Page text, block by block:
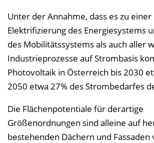
Unter der Annahme, dass es zu einer
Elektrifizierung des Energiesystems
des Mobilitätssystems als auch aller
Industrieprozesse auf Strombasis
Photovoltaik in Österreich bis 2030
2050 etwa 27% des Strombedarfes
Die Flächenpotentiale für derartige
Größenordnungen sind alleine auf
bestehenden Dächern und Fassaden